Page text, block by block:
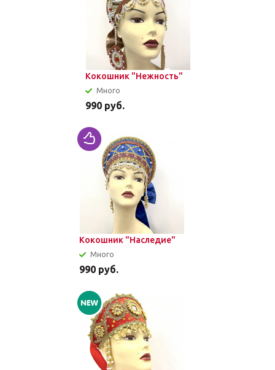
Кокошник "Нежность"
Много
990 руб.
Кокошник "Наследие"
Много
990 руб.